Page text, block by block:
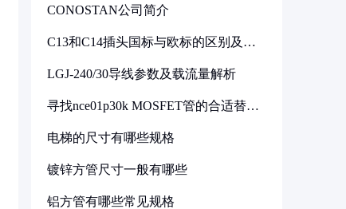
CONOSTAN公司简介
C13和C14插头国标与欧标的区别及其
LGJ-240/30导线参数及载流量解析
寻找nce01p30k MOSFET管的合适替代
电梯的尺寸有哪些规格
镀锌方管尺寸一般有哪些
铝方管有哪些常见规格